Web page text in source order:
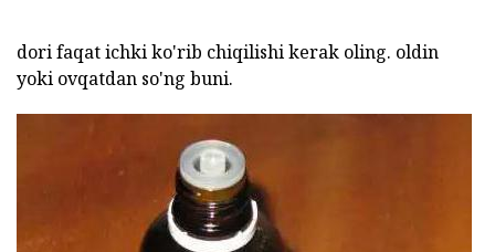
dori faqat ichki ko'rib chiqilishi kerak oling. oldin
yoki ovqatdan so'ng buni.